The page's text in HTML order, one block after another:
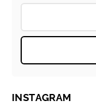
INSTAGRAM